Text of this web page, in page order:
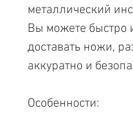
металлический
Вы можете быстро
доставать ножи,
аккуратно и
Особенности: